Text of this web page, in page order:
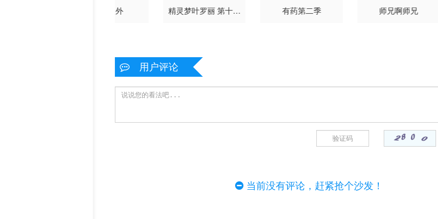
光阴之外
精灵梦叶罗丽 第十一
有药第二季 师兄啊师兄
用户评论
当前没有评论，赶紧抢个沙发！